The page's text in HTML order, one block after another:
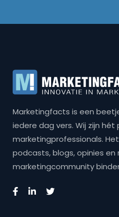
Marketingfacts is een
iedere dag vers. Wij zijn
marketingprofessionals.
podcasts, blogs, opinies en
marketingcommunity